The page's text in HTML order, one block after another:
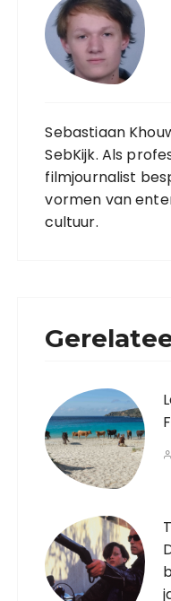
Sebastiaan
SebKijk. Als
filmjournalist
vormen van
cultuur.